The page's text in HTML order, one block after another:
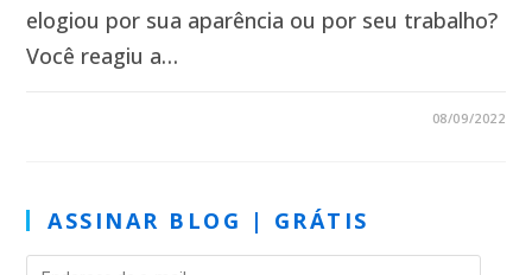
elogiou por sua aparência ou por seu trabalho?
Você reagiu a…
08/09/2022
ASSINAR BLOG | GRÁTIS